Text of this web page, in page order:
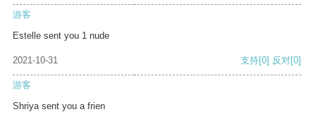
游客
Estelle sent you 1 nude
2021-10-31 支持[0] 反对[0]
游客
Shriya sent you a frien